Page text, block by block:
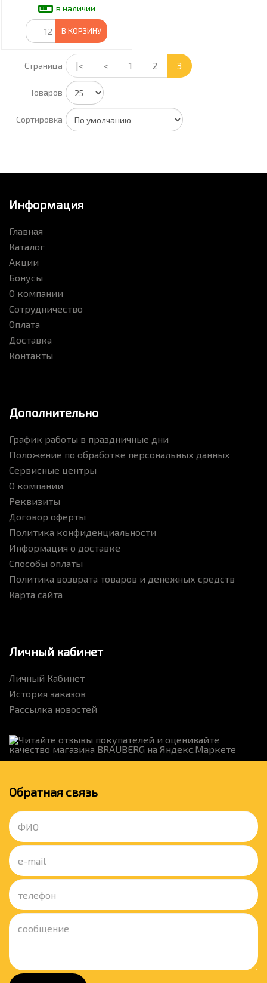
в наличии
В КОРЗИНУ
Страница |< < 1 2 3
Товаров
Сортировка
Информация
Главная
Каталог
Акции
Бонусы
О компании
Сотрудничество
Оплата
Доставка
Контакты
Дополнительно
График работы в праздничные дни
Положение по обработке персональных данных
Сервисные центры
О компании
Реквизиты
Договор оферты
Политика конфиденциальности
Информация о доставке
Способы оплаты
Политика возврата товаров и денежных средств
Карта сайта
Личный кабинет
Личный Кабинет
История заказов
Рассылка новостей
Обратная связь